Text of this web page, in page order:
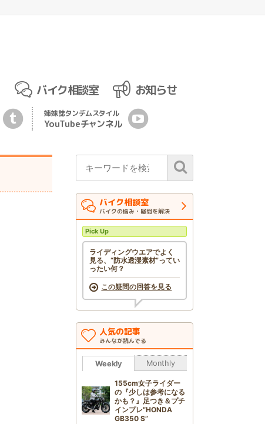
バイク相談室
お知らせ
姉妹誌タンデムスタイル
YouTubeチャンネル
バイク相談室
バイクの悩み・疑問を解決
Pick Up
ライディングウエアでよく
見る、“防水透湿素材”ってい
ったい何？
この疑問の回答を見る
人気の記事
みんなが読んでる
Weekly Monthly
155cm女子ライダー
の『少しは参考になる
かも？』足つき＆プチ
インプレ“HONDA
GB350 S”